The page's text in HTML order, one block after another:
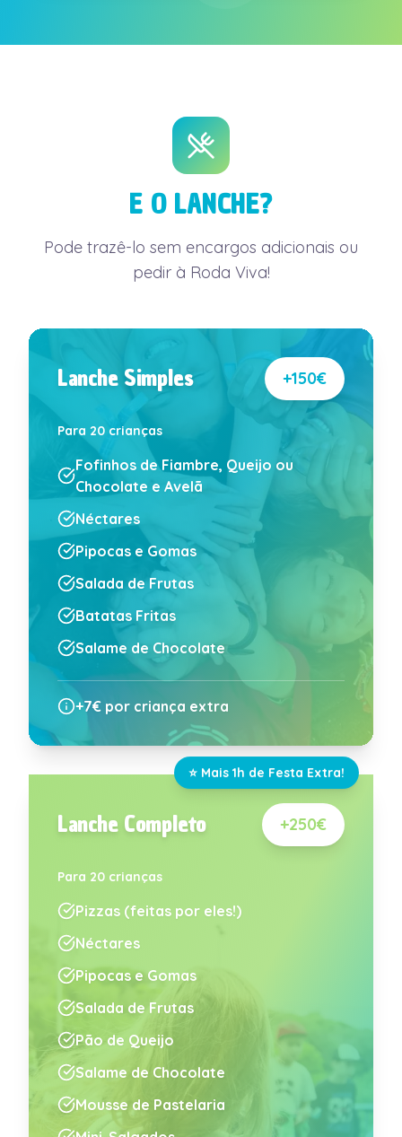
E O LANCHE?
Pode trazê-lo sem encargos adicionais ou
pedir à Roda Viva!
Lanche Simples +150€
Para 20 crianças
Fofinhos de Fiambre, Queijo ou
Chocolate e Avelã
Néctares
Pipocas e Gomas
Salada de Frutas
Batatas Fritas
Salame de Chocolate
+7€ por criança extra
⭐ Mais 1h de Festa Extra!
Lanche Completo +250€
Para 20 crianças
Pizzas (feitas por eles!)
Néctares
Pipocas e Gomas
Salada de Frutas
Pão de Queijo
Salame de Chocolate
Mousse de Pastelaria